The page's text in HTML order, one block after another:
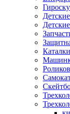
Каталки